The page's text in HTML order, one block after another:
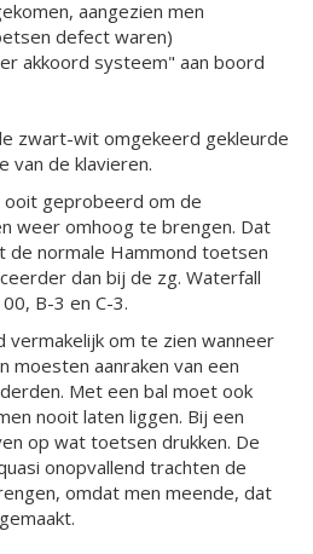
aangezien men
defect waren)
akkoord systeem" aan boord
zwart-wit omgekeerd gekleurde
van de klavieren.
ooit geprobeerd om de
weer omhoog te brengen. Dat
de normale Hammond toetsen
dan bij de zg. Waterfall
B-3 en C-3.
vermakelijk om te zien wanneer
moesten aanraken van een
Met een bal moet ook
nooit laten liggen. Bij een
op wat toetsen drukken. De
onopvallend trachten de
omdat men meende, dat